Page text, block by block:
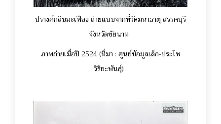
ปรางค์กลีบมะเฟือง ถ่ายแบบจากที่วัดมหาธาตุ สรรคบุรี
จังหวัดชัยนาท
ภาพถ่ายเมื่อปี 2524 (ที่มา : ศูนย์ข้อมูลเล็ก-ประไพ
วิริยะพันธุ์)